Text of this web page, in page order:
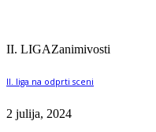
II. LIGAZanimivosti
II. liga na odprti sceni
2 julija, 2024